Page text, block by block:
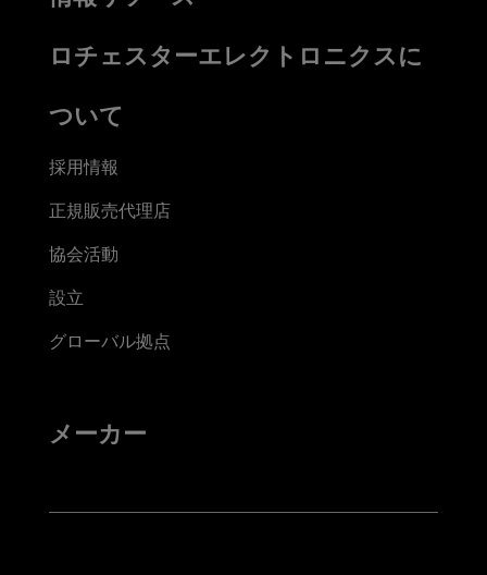
ロチェスターエレクトロニクスに
ついて
採用情報
正規販売代理店
協会活動
設立
グローバル拠点
メーカー